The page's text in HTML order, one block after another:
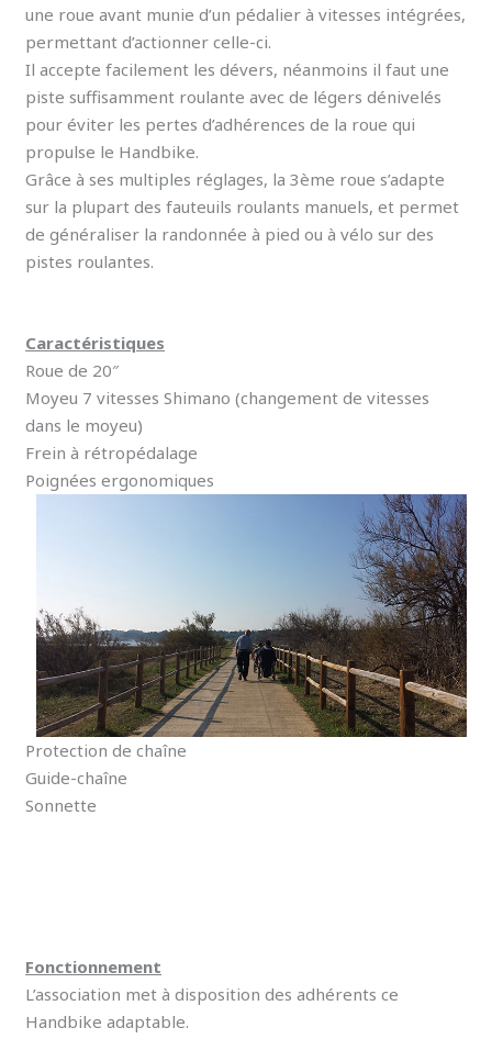
une roue avant munie d’un pédalier à vitesses intégrées,
permettant d’actionner celle-ci.
Il accepte facilement les dévers, néanmoins il faut une
piste suffisamment roulante avec de légers dénivelés
pour éviter les pertes d’adhérences de la roue qui
propulse le Handbike.
Grâce à ses multiples réglages, la 3ème roue s’adapte
sur la plupart des fauteuils roulants manuels, et permet
de généraliser la randonnée à pied ou à vélo sur des
pistes roulantes.
Caractéristiques
Roue de 20″
Moyeu 7 vitesses Shimano (changement de vitesses
dans le moyeu)
Frein à rétropédalage
Poignées ergonomiques
Protection de chaîne
Guide-chaîne
Sonnette
Fonctionnement
L’association met à disposition des adhérents ce
Handbike adaptable.